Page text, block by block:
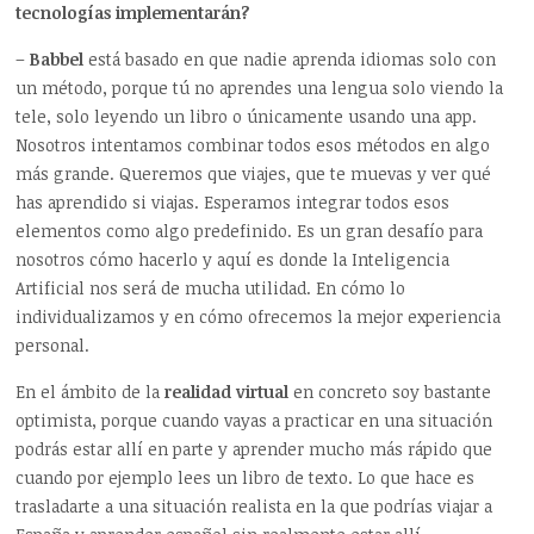
tecnologías implementarán?
–Babbel está basado en que nadie aprenda idiomas solo con
un método, porque tú no aprendes una lengua solo viendo la
tele, solo leyendo un libro o únicamente usando una app.
Nosotros intentamos combinar todos esos métodos en algo
más grande. Queremos que viajes, que te muevas y ver qué
has aprendido si viajas. Esperamos integrar todos esos
elementos como algo predefinido. Es un gran desafío para
nosotros cómo hacerlo y aquí es donde la Inteligencia
Artificial nos será de mucha utilidad. En cómo lo
individualizamos y en cómo ofrecemos la mejor experiencia
personal.
En el ámbito de larealidad virtual en concreto soy bastante
optimista, porque cuando vayas a practicar en una situación
podrás estar allí en parte y aprender mucho más rápido que
cuando por ejemplo lees un libro de texto. Lo que hace es
trasladarte a una situación realista en la que podrías viajar a